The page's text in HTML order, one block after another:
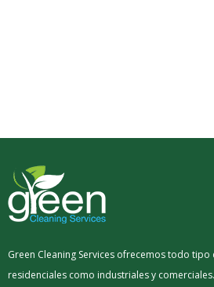
Green Cleaning Services ofrecemos todo
residenciales como industriales y comerciales.